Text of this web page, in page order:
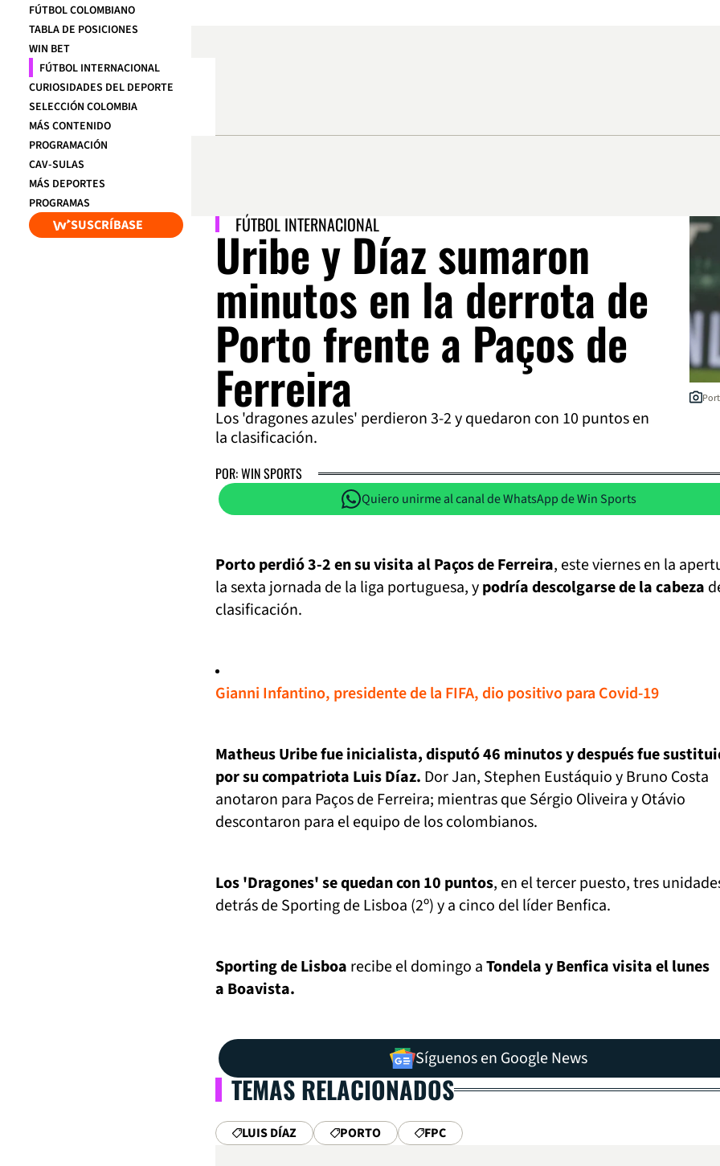
FÚTBOL COLOMBIANO
TABLA DE POSICIONES
WIN BET
FÚTBOL INTERNACIONAL
CURIOSIDADES DEL DEPORTE
SELECCIÓN COLOMBIA
MÁS CONTENIDO
PROGRAMACIÓN
CAV-SULAS
MÁS DEPORTES
PROGRAMAS
SUSCRÍBASE FÚTBOL INTERNACIONAL
Uribe y Díaz sumaron
minutos en la derrota de
Porto frente a Paços de
Ferreira
Los 'dragones azules' perdieron 3-2 y quedaron con 10 puntos en
la clasificación.
POR: WIN SPORTS
Quiero unirme al canal de WhatsApp de Win Sports
Porto perdió 3-2 en su visita al Paços de Ferreira, este viernes en la
la sexta jornada de la liga portuguesa, ypodría descolgarse de la cabeza
clasificación.
Gianni Infantino, presidente de la FIFA, dio positivo para Covid-19
Matheus Uribe fue inicialista, disputó 46 minutos y después fue
por su compatriota Luis Díaz. Dor Jan, Stephen Eustáquio y Bruno Costa
anotaron para Paços de Ferreira; mientras que Sérgio Oliveira y Otávio
descontaron para el equipo de los colombianos.
Los 'Dragones' se quedan con 10 puntos, en el tercer puesto, tres
detrás de Sporting de Lisboa (2º) y a cinco del líder Benfica.
Sporting de Lisboa recibe el domingo aTondela y Benfica visita el lunes
a Boavista.
Síguenos en Google News
TEMAS RELACIONADOS
LUIS DÍAZ PORTO FPC